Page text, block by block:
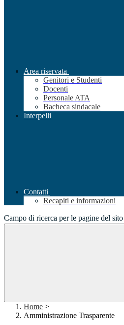
Area riservata
Genitori e Studenti
Docenti
Personale ATA
Bacheca sindacale
Interpelli
Contatti
Recapiti e informazioni
Campo di ricerca per le pagine del sito
Home >
Amministrazione Trasparente